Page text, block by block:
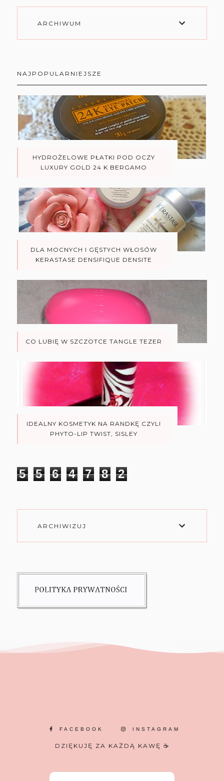
ARCHIWUM
NAJPOPULARNIEJSZE
HYDROŻELOWE PŁATKI POD OCZY
LUXURY GOLD 24 K BERGAMO
DLA MOCNYCH I GĘSTYCH WŁOSÓW
KERASTASE DENSIFIQUE DENSITE
CO LUBIĘ W SZCZOTCE TANGLE TEZER
IDEALNY KOSMETYK NA RANDKĘ CZYLI
PHYTO-LIP TWIST, SISLEY
5 5 6 4 7 8 2
ARCHIWIZUJ
FACEBOOK INSTAGRAM
DZIĘKUJĘ ZA KAŻDĄ KAWĘ ☕